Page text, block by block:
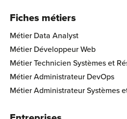
Fiches métiers
Métier Data Analyst
Métier Développeur Web
Métier Technicien Systèmes et
Métier Administrateur DevOps
Métier Administrateur Systèmes